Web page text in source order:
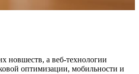
новшеств, а веб-технологии
оптимизации, мобильности и